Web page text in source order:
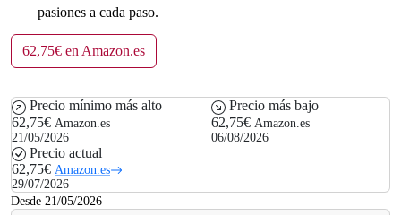
pasiones a cada paso.
62,75€ en Amazon.es
Precio mínimo más alto
62,75€ Amazon.es
21/05/2026
Precio más bajo
62,75€ Amazon.es
06/08/2026
Precio actual
62,75€ Amazon.es
29/07/2026
Desde 21/05/2026